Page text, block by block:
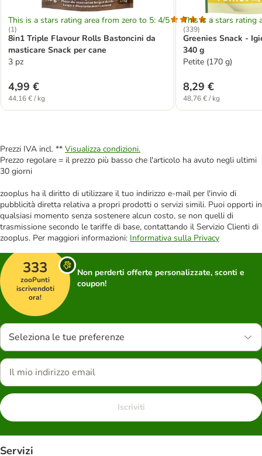
This is a stars rating area from zero to 5: 4/5
(1)
8in1 Triple Flavour Rolls Bastoncini da
masticare Snack per cane
3 pz
4,99 €
44,16 € / kg
This is a stars rating
(339)
Greenies Snack -
340 g
Petite (170 g)
8,29 €
48,76 € / kg
Prezzi IVA incl. ** Visualizza condizioni.
Prezzo regolare = il prezzo più basso che l'articolo ha avuto negli ultimi
30 giorni
zooplus ha il diritto di utilizzare il tuo indirizzo e-mail per l'invio di
pubblicità diretta relativa a propri prodotti o servizi simili. Puoi opporti in
qualsiasi momento senza sostenere alcun costo, se non quelli di
trasmissione secondo le tariffe di base, contattando il Servizio Clienti di
zooplus. Per maggiori informazioni: Informativa sulla Privacy
333
zooPunti
iscrivendoti
ora!
Non perderti offerte personalizzate, sconti e
coupon!
Seleziona le tue preferenze
Iscriviti
Servizi